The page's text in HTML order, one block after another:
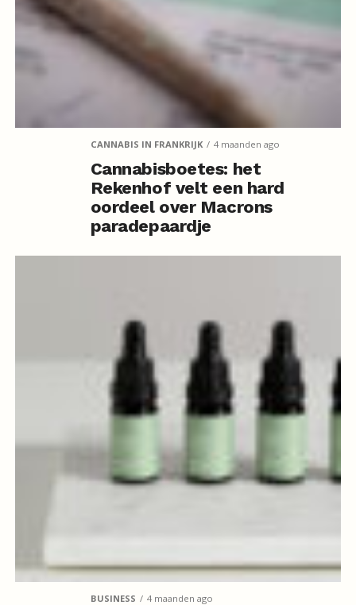
CANNABIS IN FRANKRIJK 4 maanden ago
Cannabisboetes: het
Rekenhof velt een hard
oordeel over Macrons
paradepaardje
BUSINESS 4 maanden ago